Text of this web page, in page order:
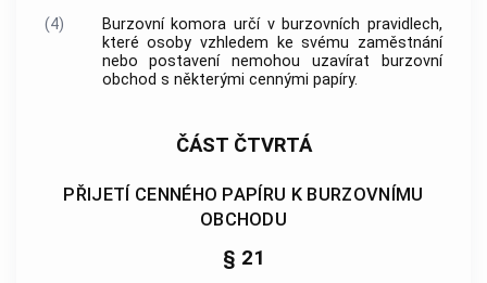
(4)
Burzovní komora určí v burzovních pravidlech,
které osoby vzhledem ke svému zaměstnání
nebo postavení nemohou uzavírat
burzovní
obchod s některými cennými papíry.
ČÁST ČTVRTÁ
PŘIJETÍ CENNÉHO PAPÍRU K BURZOVNÍMU
OBCHODU
§ 21